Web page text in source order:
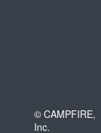
© CAMPFIRE,
Inc.